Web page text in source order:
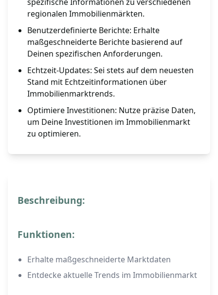
spezifische Informationen zu verschiedenen
regionalen Immobilienmärkten.
Benutzerdefinierte Berichte: Erhalte
maßgeschneiderte Berichte basierend auf
Deinen spezifischen Anforderungen.
Echtzeit-Updates: Sei stets auf dem neuesten
Stand mit Echtzeitinformationen über
Immobilienmarktrends.
Optimiere Investitionen: Nutze präzise Daten,
um Deine Investitionen im Immobilienmarkt
zu optimieren.
Beschreibung:
Funktionen:
Erhalte maßgeschneiderte Marktdaten
Entdecke aktuelle Trends im Immobilienmarkt